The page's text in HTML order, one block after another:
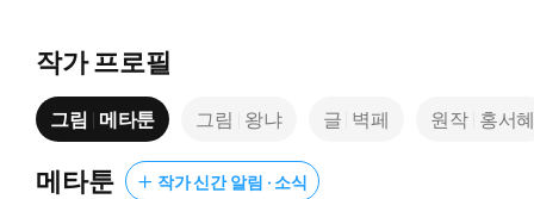
작가 프로필
그림 메타툰 그림 왕냐 글 벽페 원작 홍서
메타툰 작가 신간 알림 · 소식